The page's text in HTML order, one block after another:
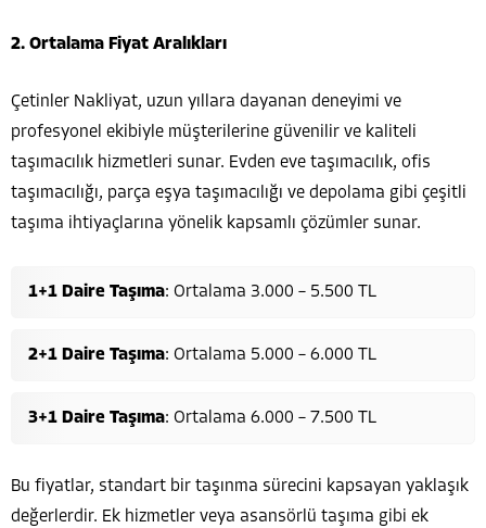
2. Ortalama Fiyat Aralıkları
Çetinler Nakliyat, uzun yıllara dayanan deneyimi ve
profesyonel ekibiyle müşterilerine güvenilir ve kaliteli
taşımacılık hizmetleri sunar. Evden eve taşımacılık, ofis
taşımacılığı, parça eşya taşımacılığı ve depolama gibi çeşitli
taşıma ihtiyaçlarına yönelik kapsamlı çözümler sunar.
1+1 Daire Taşıma: Ortalama 3.000 – 5.500 TL
2+1 Daire Taşıma: Ortalama 5.000 – 6.000 TL
3+1 Daire Taşıma: Ortalama 6.000 – 7.500 TL
Bu fiyatlar, standart bir taşınma sürecini kapsayan yaklaşık
değerlerdir. Ek hizmetler veya asansörlü taşıma gibi ek